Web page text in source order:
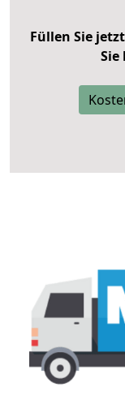
Füllen Sie
Sie